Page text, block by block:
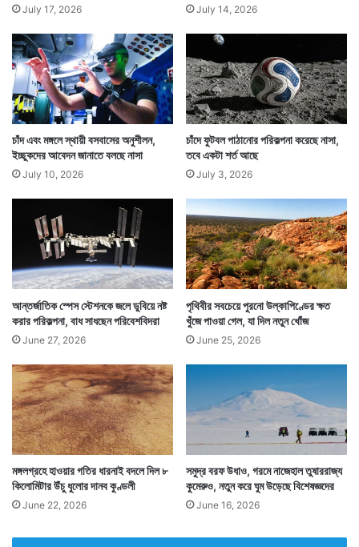
তার ফলে চিরতরে মঙ্গলগ্রহের মাটিতেই মুখ থুবড়ে পড়ে সে।
তারপর আর তার পক্ষে ওড়া সম্ভব হয়নি। প্রাথমিকভাবে সংযোগও
কিছুটা বিচ্ছিন্ন হয়। তবে তা ছিল সাময়িক।
শুয়ে থাকা অবস্থাতেই ইনজেনুইটি ফের পারসিভিয়ারেন্সের সঙ্গে
সংযোগ প্রতিষ্ঠা করে ফেলে। সে কাজও থামায়নি। মঙ্গলের মাটিতে
শুয়ে শুয়েই ইনজেনুইটি সপ্তাহে ১ দিন করে পারসিভিয়ারেন্সের কাছে
মঙ্গলের আবহাওয়া সংক্রান্ত খবর পাঠাতে থাকে।
July 17, 2026 July 14, 2026
চাঁদ এবং মঙ্গলে স্থায়ী বসবাসের অনুশীলন,
ইচ্ছুকদের আবেদন জানাতে বলছে নাসা
July 10, 2026
চাঁদে ফুটবল পাঠানোর পরিকল্পনা করেছে নাসা,
তবে একটা শর্ত আছে
July 3, 2026
আন্তর্জাতিক স্পেস স্টেশনকে জলে ডুবিয়ে নষ্ট
করার পরিকল্পনা, বাধ সাধছেন পরিবেশবিদরা
June 27, 2026
পৃথিবীর সবচেয়ে পুরনো উল্কাপিণ্ডের ক্ষত
খুঁজে পাওয়া গেল, যা দিল নতুন খোঁজ
June 25, 2026
মঙ্গলগ্রহে হাওয়ার গতির ধারনাই বদলে দিল ৮
কিলোমিটার উঁচু ধুলোর দানব কুণ্ডলী
June 22, 2026
সমুদ্র বরফ উধাও, গরমে নাজেহাল তুষাররাজ্য
কুমেরুও, নতুন করে ঘুম উড়েছে বিশেষজ্ঞদের
June 16, 2026